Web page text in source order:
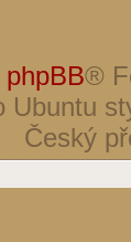
phpBB®
Ubuntu
Český